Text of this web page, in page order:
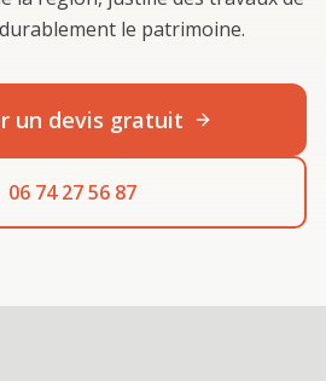
le patrimoine.
un devis gratuit
06 74 27 56 87